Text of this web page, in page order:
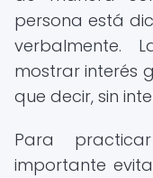
persona está
verbalmente.
mostrar interés
que decir, sin
Para
importante